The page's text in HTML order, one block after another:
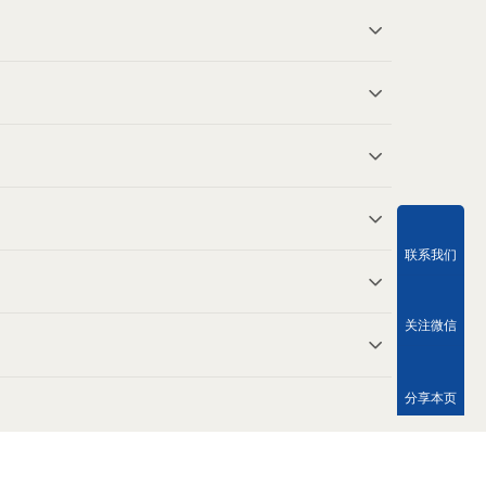
联系我们
关注微信
分享本页